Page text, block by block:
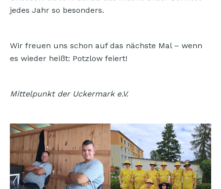
jedes Jahr so besonders.
Wir freuen uns schon auf das nächste Mal – wenn
es wieder heißt: Potzlow feiert!
Mittelpunkt der Uckermark e.V.